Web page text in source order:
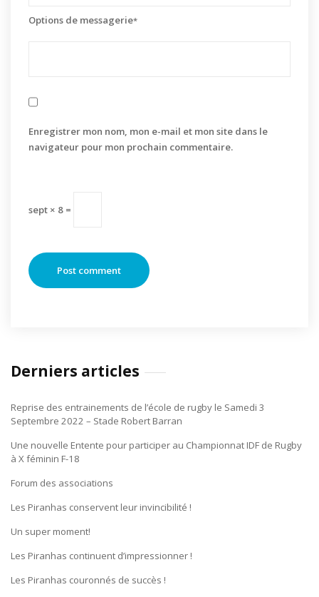
Options de messagerie*
Enregistrer mon nom, mon e-mail et mon site dans le
navigateur pour mon prochain commentaire.
sept × 8 =
Derniers articles
Reprise des entrainements de l’école de rugby le Samedi 3
Septembre 2022 – Stade Robert Barran
Une nouvelle Entente pour participer au Championnat IDF de Rugby
à X féminin F-18
Forum des associations
Les Piranhas conservent leur invincibilité !
Un super moment!
Les Piranhas continuent d’impressionner !
Les Piranhas couronnés de succès !